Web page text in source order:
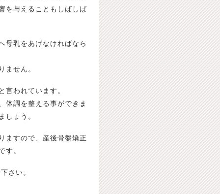
を与えることもしばしば
母乳をあげなければなら
ません。
言われています。
体調を整える事ができま
しょう。
ますので、産後骨盤矯正
す。
さい。